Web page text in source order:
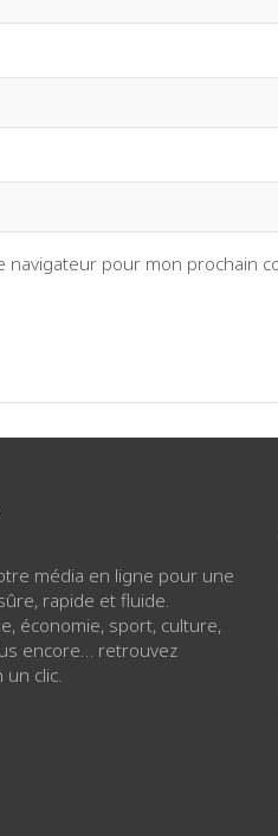
pour mon prochain
média en ligne pour une
rapide et fluide.
économie, sport, culture,
encore… retrouvez
un clic.